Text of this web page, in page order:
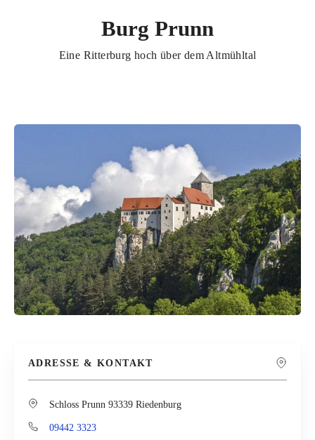
Burg Prunn
Eine Ritterburg hoch über dem Altmühltal
ADRESSE & KONTAKT
Schloss Prunn 93339 Riedenburg
09442 3323